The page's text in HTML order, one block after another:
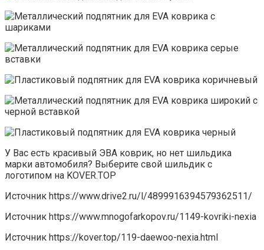
У Вас есть красивый ЭВА коврик, но нет шильдика
марки автомобиля? Выберите свой шильдик с
логотипом на KOVER.TOP
Источник https://www.drive2.ru/l/4899916394579362511/
Источник https://www.mnogofarkopov.ru/1149-kovriki-nexia
Источник https://kover.top/119-daewoo-nexia.html